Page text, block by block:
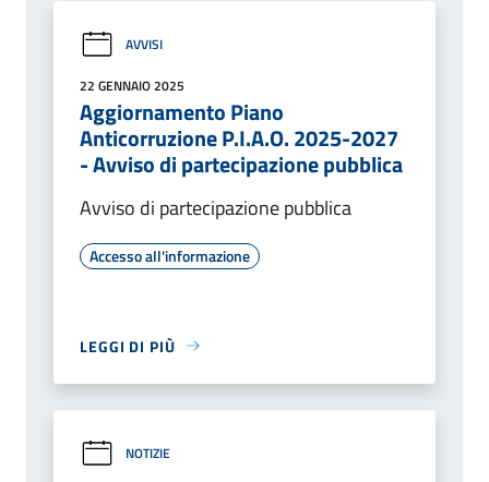
AVVISI
22 GENNAIO 2025
Aggiornamento Piano
Anticorruzione P.I.A.O. 2025-2027
- Avviso di partecipazione pubblica
Avviso di partecipazione pubblica
Accesso all'informazione
LEGGI DI PIÙ
NOTIZIE